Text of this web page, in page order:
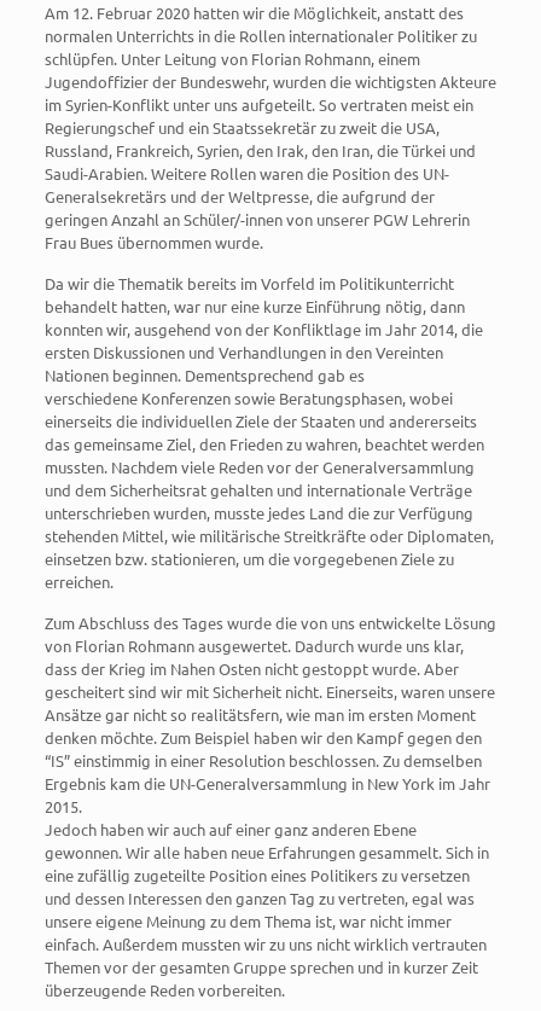
Am 12. Februar 2020 hatten wir die Möglichkeit, anstatt des
normalen Unterrichts in die Rollen internationaler Politiker zu
schlüpfen. Unter Leitung von Florian Rohmann, einem
Jugendoffizier der Bundeswehr, wurden die wichtigsten Akteure
im Syrien-Konflikt unter uns aufgeteilt. So vertraten meist ein
Regierungschef und ein Staatssekretär zu zweit die USA,
Russland, Frankreich, Syrien, den Irak, den Iran, die Türkei und
Saudi-Arabien. Weitere Rollen waren die Position des UN-
Generalsekretärs und der Weltpresse, die aufgrund der
geringen Anzahl an Schüler/-innen von unserer PGW Lehrerin
Frau Bues übernommen wurde.
Da wir die Thematik bereits im Vorfeld im Politikunterricht
behandelt hatten, war nur eine kurze Einführung nötig, dann
konnten wir, ausgehend von der Konfliktlage im Jahr 2014, die
ersten Diskussionen und Verhandlungen in den Vereinten
Nationen beginnen. Dementsprechend gab es
verschiedene Konferenzen sowie Beratungsphasen, wobei
einerseits die individuellen Ziele der Staaten und andererseits
das gemeinsame Ziel, den Frieden zu wahren, beachtet werden
mussten. Nachdem viele Reden vor der Generalversammlung
und dem Sicherheitsrat gehalten und internationale Verträge
unterschrieben wurden, musste jedes Land die zur Verfügung
stehenden Mittel, wie militärische Streitkräfte oder Diplomaten,
einsetzen bzw. stationieren, um die vorgegebenen Ziele zu
erreichen.
Zum Abschluss des Tages wurde die von uns entwickelte Lösung
von Florian Rohmann ausgewertet. Dadurch wurde uns klar,
dass der Krieg im Nahen Osten nicht gestoppt wurde. Aber
gescheitert sind wir mit Sicherheit nicht. Einerseits, waren unsere
Ansätze gar nicht so realitätsfern, wie man im ersten Moment
denken möchte. Zum Beispiel haben wir den Kampf gegen den
“IS” einstimmig in einer Resolution beschlossen. Zu demselben
Ergebnis kam die UN-Generalversammlung in New York im Jahr
2015.
Jedoch haben wir auch auf einer ganz anderen Ebene
gewonnen. Wir alle haben neue Erfahrungen gesammelt. Sich in
eine zufällig zugeteilte Position eines Politikers zu versetzen
und dessen Interessen den ganzen Tag zu vertreten, egal was
unsere eigene Meinung zu dem Thema ist, war nicht immer
einfach. Außerdem mussten wir zu uns nicht wirklich vertrauten
Themen vor der gesamten Gruppe sprechen und in kurzer Zeit
überzeugende Reden vorbereiten.